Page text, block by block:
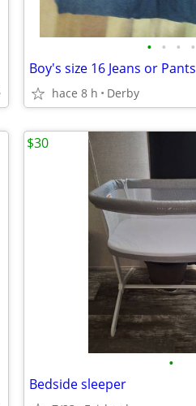
• • • •
Boy's size 16 Jeans or Pants
hace 8 h Derby
•
Bedside sleeper
$30